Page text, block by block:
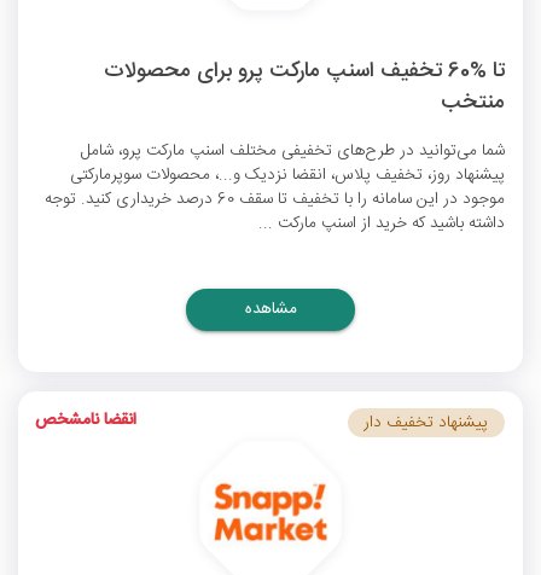
تا %60 تخفیف اسنپ مارکت پرو برای محصولات
منتخب
شما می‌توانید در طرح‌های تخفیفی مختلف اسنپ مارکت پرو، شامل
پیشنهاد روز، تخفیف پلاس، انقضا نزدیک و...، محصولات سوپرمارکتی
موجود در این سامانه را با تخفیف تا سقف 60 درصد خریداری کنید. توجه
داشته باشید که خرید از اسنپ مارکت ...
مشاهده
پیشنهاد تخفیف دار انقضا نامشخص